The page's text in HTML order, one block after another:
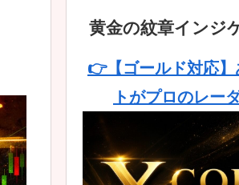
黄金の紋章インジ
👉【ゴールド対応
トがプロのレー